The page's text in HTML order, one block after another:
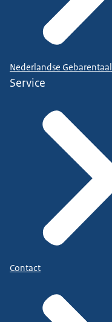
Nederlandse Gebarentaal
Service
Contact